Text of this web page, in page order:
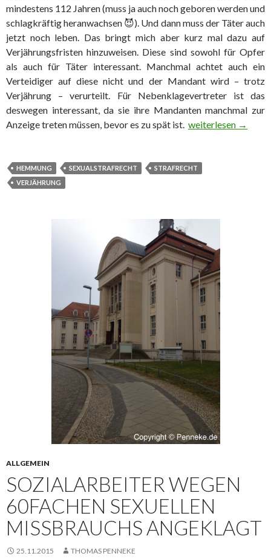
mindestens 112 Jahren (muss ja auch noch geboren werden und
schlagkräftig heranwachsen 😈). Und dann muss der Täter auch
jetzt noch leben. Das bringt mich aber kurz mal dazu auf
Verjährungsfristen hinzuweisen. Diese sind sowohl für Opfer
als auch für Täter interessant. Manchmal achtet auch ein
Verteidiger auf diese nicht und der Mandant wird – trotz
Verjährung – verurteilt. Für Nebenklagevertreter ist das
deswegen interessant, da sie ihre Mandanten manchmal zur
Anzeige treten müssen, bevor es zu spät ist. Die Verjährung –
weiterlesen →
HEMMUNG SEXUALSTRAFRECHT
STRAFRECHT
VERJÄHRUNG
ALLGEMEIN
SOZIALARBEITER WEGEN
60FACHEN SEXUELLEN
MISSBRAUCHS ANGEKLAGT
25.11.2015 THOMAS PENNEKE